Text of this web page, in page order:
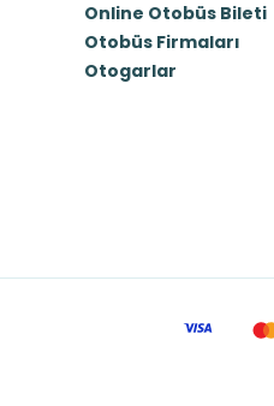
Online Otobüs Bileti
Otobüs Firmaları
Otogarlar